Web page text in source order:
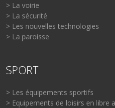
> La voirie
> La sécurité
> Les nouvelles technologies
> La paroisse
SPORT
> Les équipements sportifs
> Equipements de loisirs en libre